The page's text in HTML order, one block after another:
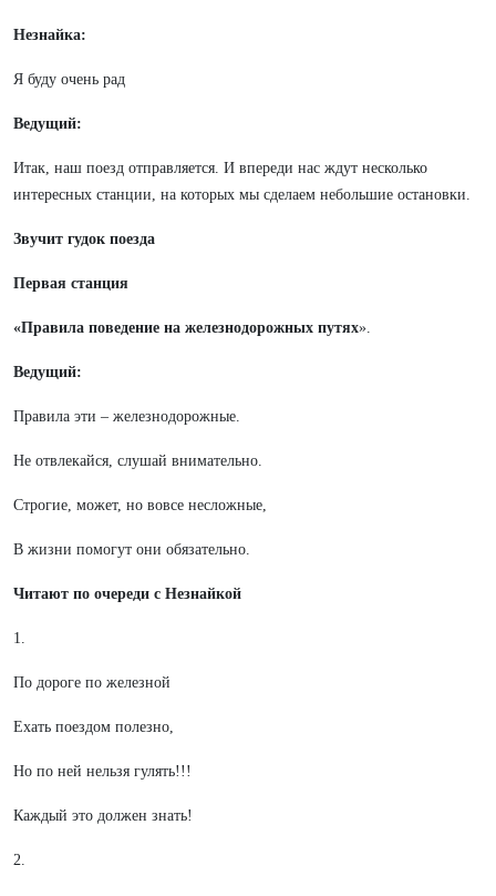
Незнайка:
Я буду очень рад
Ведущий:
Итак, наш поезд отправляется. И впереди нас ждут несколько
интересных станции, на которых мы сделаем небольшие остановки.
Звучит гудок поезда
Первая станция
«Правила поведение на железнодорожных путях».
Ведущий:
Правила эти – железнодорожные.
Не отвлекайся, слушай внимательно.
Строгие, может, но вовсе несложные,
В жизни помогут они обязательно.
Читают по очереди с Незнайкой
1.
По дороге по железной
Ехать поездом полезно,
Но по ней нельзя гулять!!!
Каждый это должен знать!
2.